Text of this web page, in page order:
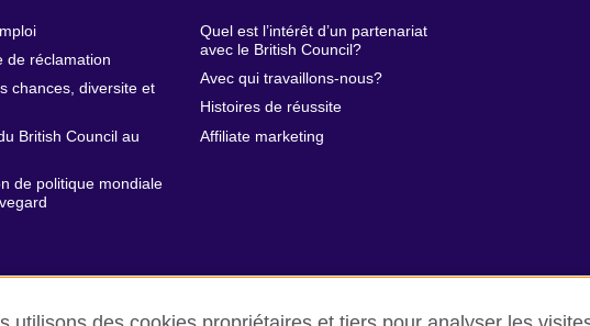
de réclamation
chances, diversite et
British Council au
de politique mondiale
Quel est l’intérêt d’un partenariat
avec le British Council?
Avec qui travaillons-nous?
Histoires de réussite
Affiliate marketing